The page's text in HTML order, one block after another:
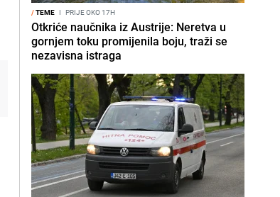
/TEME I PRIJE OKO 17H
Otkriće naučnika iz Austrije: Neretva u
gornjem toku promijenila boju, traži se
nezavisna istraga